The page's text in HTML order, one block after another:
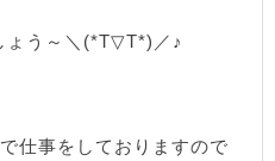
ょう～＼(*T▽T*)／♪
仕事をしておりますので